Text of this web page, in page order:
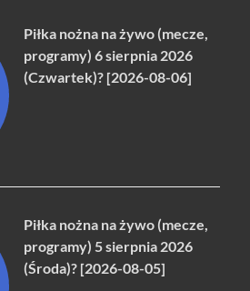
Piłka nożna na żywo (mecze,
programy) 6 sierpnia 2026
(Czwartek)? [2026-08-06]
Piłka nożna na żywo (mecze,
programy) 5 sierpnia 2026
(Środa)? [2026-08-05]